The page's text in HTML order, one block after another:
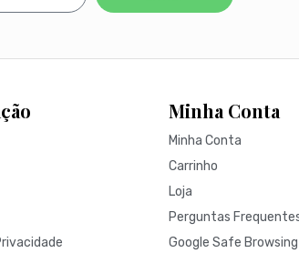
Minha Conta
Minha Conta
Carrinho
Loja
Perguntas
Google Safe Browsing